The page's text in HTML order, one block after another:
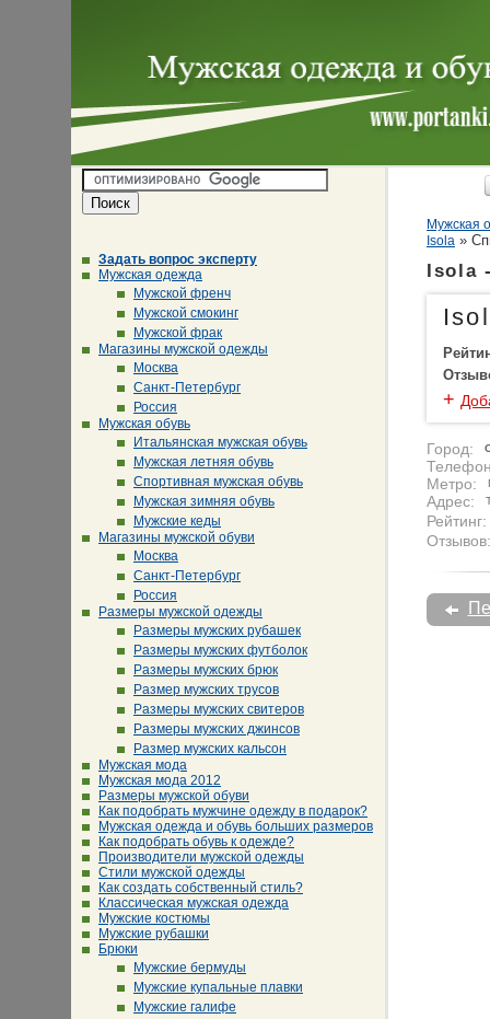
Задать вопрос эксперту
Мужская одежда
Мужской френч
Мужской смокинг
Мужской фрак
Магазины мужской одежды
Москва
Санкт-Петербург
Россия
Мужская обувь
Итальянская мужская обувь
Мужская летняя обувь
Спортивная мужская обувь
Мужская зимняя обувь
Мужские кеды
Магазины мужской обуви
Москва
Санкт-Петербург
Россия
Размеры мужской одежды
Размеры мужских рубашек
Размеры мужских футболок
Размеры мужских брюк
Размер мужских трусов
Размеры мужских свитеров
Размеры мужских джинсов
Размер мужских кальсон
Мужская мода
Мужская мода 2012
Размеры мужской обуви
Как подобрать мужчине одежду в подарок?
Мужская одежда и обувь больших размеров
Как подобрать обувь к одежде?
Производители мужской одежды
Стили мужской одежды
Как создать собственный стиль?
Классическая мужская одежда
Мужские костюмы
Мужские рубашки
Брюки
Мужские бермуды
Мужские купальные плавки
Мужские галифе
Мужская
Isola »
Isola
+
Город:
Метро:
Адрес:
Рейтинг:
Отзывов: